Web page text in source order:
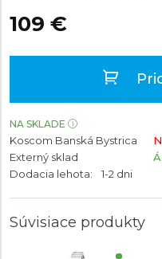
109 €
NA SKLADE
Koscom Banská Bystrica
Externý sklad
Dodacia lehota:
1-2 dni
Súvisiace produkty